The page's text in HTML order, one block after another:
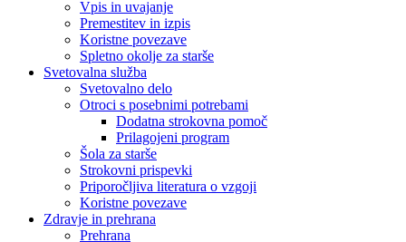
Vpis in uvajanje
Premestitev in izpis
Koristne povezave
Spletno okolje za starše
Svetovalna služba
Svetovalno delo
Otroci s posebnimi potrebami
Dodatna strokovna pomoč
Prilagojeni program
Šola za starše
Strokovni prispevki
Priporočljiva literatura o vzgoji
Koristne povezave
Zdravje in prehrana
Prehrana